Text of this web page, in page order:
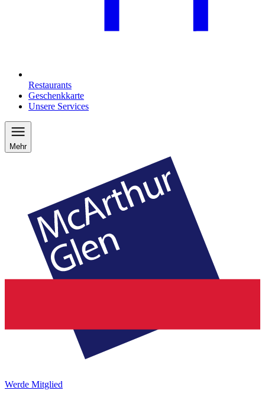
Restaurants
Geschenkkarte
Unsere Services
Mehr
Werde Mitglied